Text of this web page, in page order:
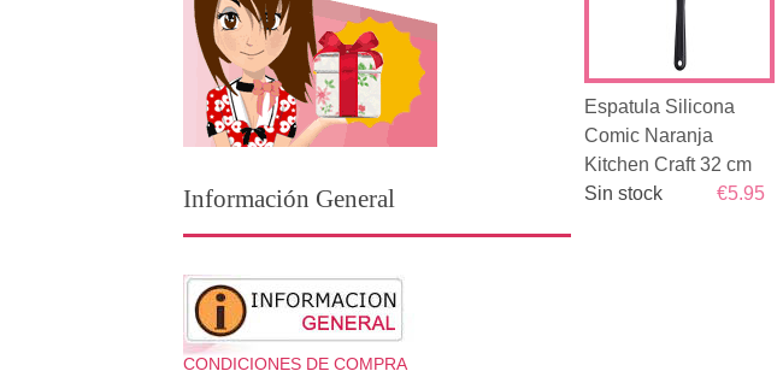
Espatula Silicona
Comic Naranja
Kitchen Craft 32 cm
€5.95
Sin stock
Información General
CONDICIONES DE COMPRA